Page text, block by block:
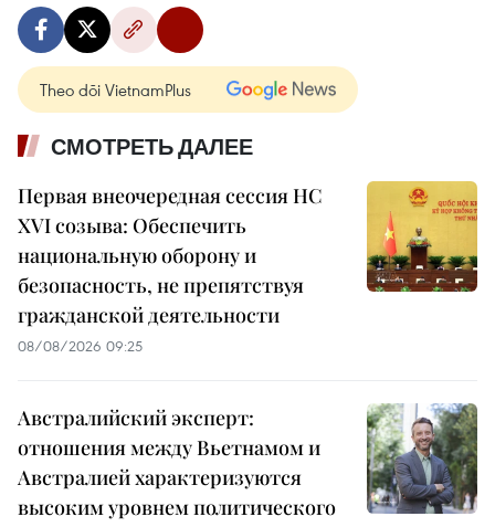
Theo dõi VietnamPlus
СМОТРЕТЬ ДАЛЕЕ
Первая внеочередная сессия НС
XVI созыва: Обеспечить
национальную оборону и
безопасность, не препятствуя
гражданской деятельности
08/08/2026 09:25
Австралийский эксперт:
отношения между Вьетнамом и
Австралией характеризуются
высоким уровнем политического